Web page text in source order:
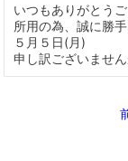
いつもありがとうご
所用の為、誠に勝
５月５日(月)
申し訳ございませ